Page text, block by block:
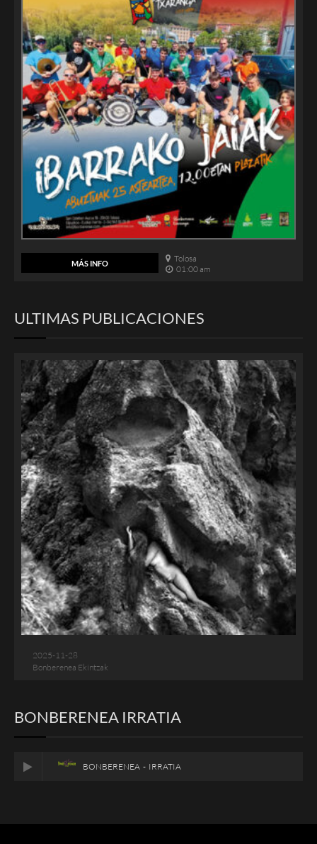
MÁS INFO
Tolosa
01:00 am
ULTIMAS PUBLICACIONES
2025-11-28
Bonberenea Ekintzak
BONBERENEA IRRATIA
BONBERENEA - IRRATIA